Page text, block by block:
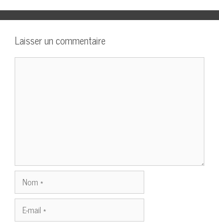
Laisser un commentaire
Commentaire
Nom
E-
mail